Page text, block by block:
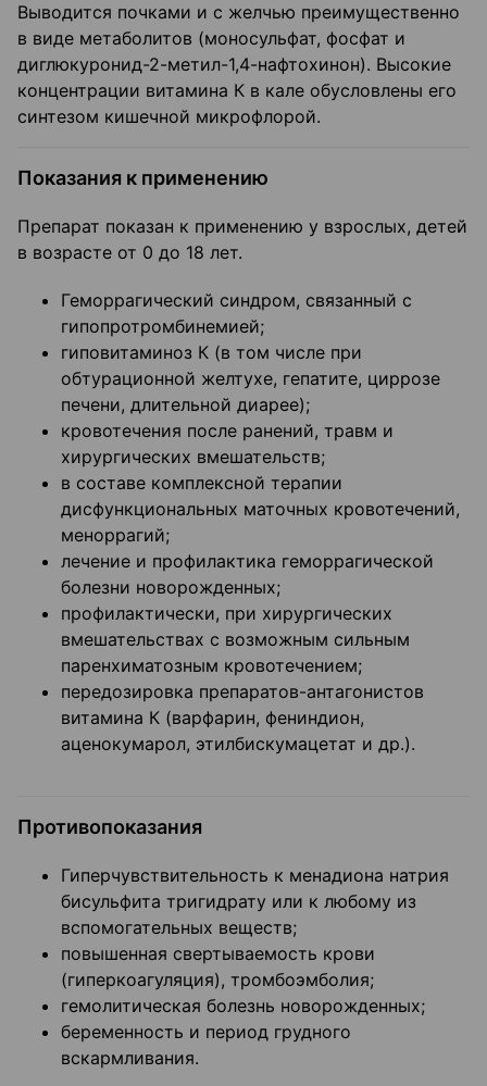
Выводится почками и с желчью преимущественно
в виде метаболитов (моносульфат, фосфат и
диглюкуронид-2-метил-1,4-нафтохинон). Высокие
концентрации витамина К в кале обусловлены его
синтезом кишечной микрофлорой.
Показания к применению
Препарат показан к применению у взрослых, детей
в возрасте от 0 до 18 лет.
Геморрагический синдром, связанный с
гипопротромбинемией;
гиповитаминоз К (в том числе при
обтурационной желтухе, гепатите, циррозе
печени, длительной диарее);
кровотечения после ранений, травм и
хирургических вмешательств;
в составе комплексной терапии
дисфункциональных маточных кровотечений,
меноррагий;
лечение и профилактика геморрагической
болезни новорожденных;
профилактически, при хирургических
вмешательствах с возможным сильным
паренхиматозным кровотечением;
передозировка препаратов-антагонистов
витамина К (варфарин, фениндион,
аценокумарол, этилбискумацетат и др.).
Противопоказания
Гиперчувствительность к менадиона натрия
бисульфита тригидрату или к любому из
вспомогательных веществ;
повышенная свертываемость крови
(гиперкоагуляция), тромбоэмболия;
гемолитическая болезнь новорожденных;
беременность и период грудного
вскармливания.